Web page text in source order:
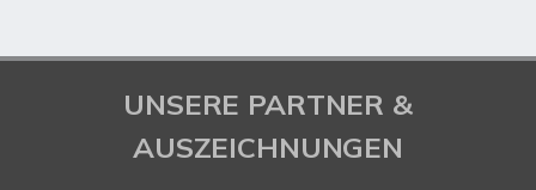
UNSERE PARTNER &
AUSZEICHNUNGEN